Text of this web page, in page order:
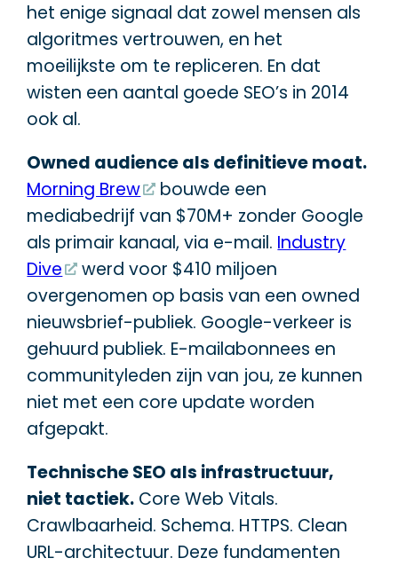
het enige signaal dat zowel mensen als
algoritmes vertrouwen, en het
moeilijkste om te repliceren. En dat
wisten een aantal goede SEO’s in 2014
ook al.
Owned audience als definitieve moat.
Morning Brew
bouwde een
mediabedrijf van $70M+ zonder Google
als primair kanaal, via e-mail. Industry
Dive
werd voor $410 miljoen
overgenomen op basis van een owned
nieuwsbrief-publiek. Google-verkeer is
gehuurd publiek. E-mailabonnees en
communityleden zijn van jou, ze kunnen
niet met een core update worden
afgepakt.
Technische SEO als infrastructuur,
niet tactiek. Core Web Vitals.
Crawlbaarheid. Schema. HTTPS. Clean
URL-architectuur. Deze fundamenten